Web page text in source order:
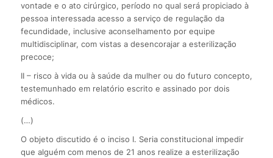
vontade e o ato cirúrgico, período no qual será propiciado à
pessoa interessada acesso a serviço de regulação da
fecundidade, inclusive aconselhamento por equipe
multidisciplinar, com vistas a desencorajar a esterilização
precoce;
II – risco à vida ou à saúde da mulher ou do futuro concepto,
testemunhado em relatório escrito e assinado por dois
médicos.
(…)
O objeto discutido é o inciso I. Seria constitucional impedir
que alguém com menos de 21 anos realize a esterilização